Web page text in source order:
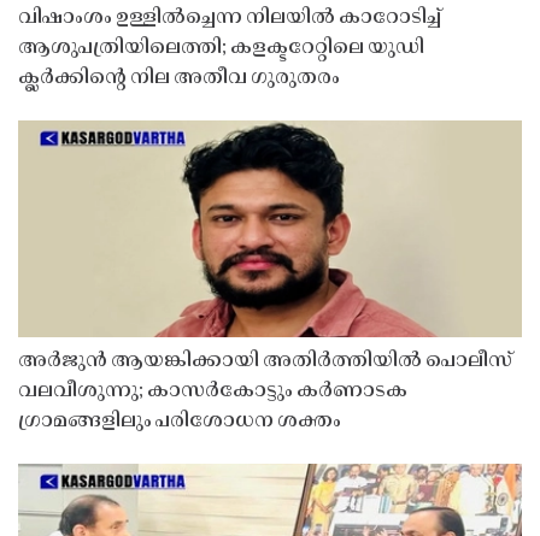
വിഷാംശം ഉള്ളിൽച്ചെന്ന നിലയിൽ കാറോടിച്ച്
ആശുപത്രിയിലെത്തി; കളക്ടറേറ്റിലെ യുഡി
ക്ലർക്കിൻ്റെ നില അതീവ ഗുരുതരം
അർജുൻ ആയങ്കിക്കായി അതിർത്തിയിൽ പൊലീസ്
വലവീശുന്നു; കാസർകോട്ടും കർണാടക
ഗ്രാമങ്ങളിലും പരിശോധന ശക്തം